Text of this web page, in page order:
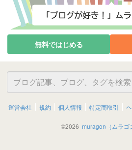
無料ではじめる
運営会社 規約 個人情報 特定商取引
©2026 muragon（ムラゴ